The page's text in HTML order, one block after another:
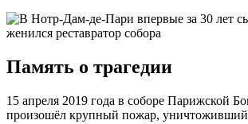
Память о трагедии
15 апреля 2019 года в соборе Парижской
произошёл крупный пожар,